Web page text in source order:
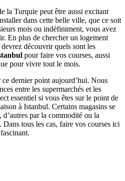
la Turquie peut être aussi excitant
dans cette belle ville, que ce soit
mois ou indéfiniment, vous avez
En plus de chercher un logement
découvrir quels sont les
pour faire vos courses, aussi
pour vivre tout le mois.
dernier point aujourd’hui. Nous
entre les supermarchés et les
essentiel si vous êtes sur le point de
à Istanbul. Certains magasins se
par la commodité ou la
tous les cas, faire vos courses ici